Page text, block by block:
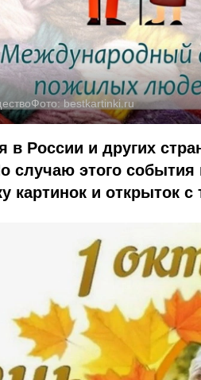
Фото: bestkartinki.ru
в России и других
этого события
картинок и открыток